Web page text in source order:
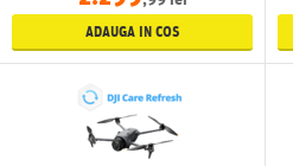
ADAUGA IN COS